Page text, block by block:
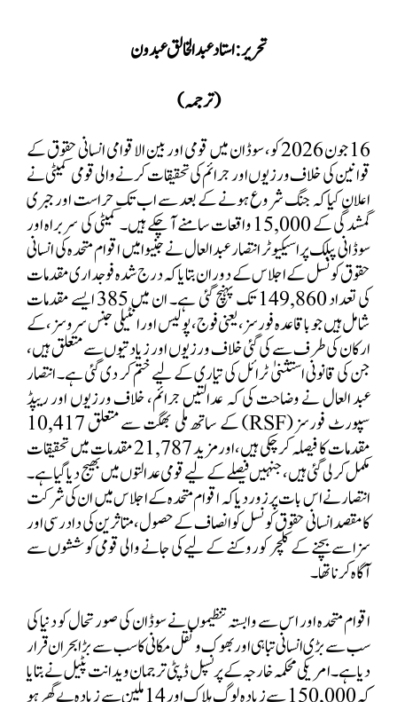
تحریر: استاد عبد الخالق عبدون
(ترجمہ )
16جون2026کو، سوڈان میں قومی اور بین الاقوامی انسانی حقوق کے
قوانین کی خلاف ورزیوں اور جرائم کی تحقیقات کرنے والی قومی کمیٹی نے
اعلان کیا کہ جنگ شروع ہونے کے بعد سے اب تک حراست اور جبری
گمشدگی کے15,000واقعات سامنے آ چکے ہیں۔ کمیٹی کی سربراہ اور
سوڈانی پبلک پراسیکیوٹر انتصار عبد العال نے جنیوا میں اقوام متحدہ کی انسانی
حقوق کونسل کے اجلاس کے دوران بتایا کہ درج شدہ فوجداری مقدمات
کی تعداد149,860تک پہنچ گئی ہے۔ ان میں385ایسے مقدمات
شامل ہیں جو باقاعدہ فورسز ،یعنی فوج، پولیس اور انٹیلی جنس سروسز ، کے
ارکان کی طرف سے کی گئی خلاف ورزیوں اور زیادتیوں سے متعلق ہیں،
جن کی قانونی استثنیٰ ٹرائل کی تیاری کے لیے ختم کر دی گئی ہے۔ انتصار
عبد العال نے وضاحت کی کہ عدالتیں جرائم، خلاف ورزیوں اور ریپڈ
سپورٹ فورسز (RSF) کے ساتھ ملی بھگت سے متعلق10,417
مقدمات کا فیصلہ کر چکی ہیں، اور مزید21,787مقدمات میں تحقیقات
مکمل کر لی گئی ہیں، جنہیں فیصلے کے لیے قومی عدالتوں میں بھیج دیا گیا ہے۔
انتصار نے اس بات پر زور دیا کہ اقوام متحدہ کے اجلاس میں ان کی شرکت
کا مقصد انسانی حقوق کونسل کو انصاف کے حصول، متاثرین کی دادرسی اور
سزا سے بچنے کے کلچر کو روکنے کے لیے کی جانے والی قومی کوششوں سے
آگاہ کرنا تھا۔
اقوام متحدہ اور اس سے وابستہ تنظیموں نے سوڈان کی صورتحال کو دنیا کی
سب سے بڑی انسانی تباہی اور بھوک و نقل مکانی کا سب سے بڑا بحران قرار
دیا ہے۔ امریکی محکمہ خارجہ کے پرنسپل ڈپٹی ترجمان ویدانت پٹیل نے بتایا